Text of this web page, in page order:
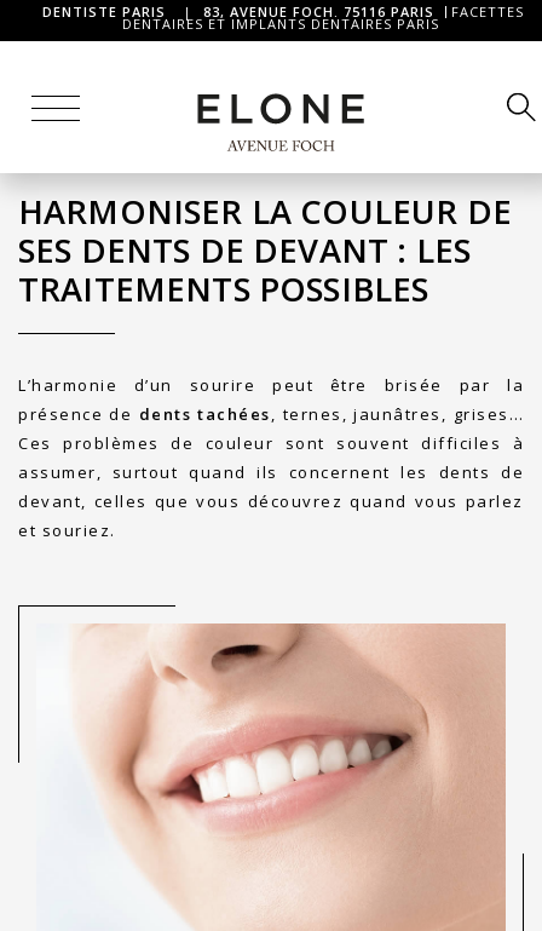
DENTISTE PARIS | 83, AVENUE FOCH. 75116 PARIS FACETTES
DENTAIRES ET IMPLANTS DENTAIRES PARIS
HARMONISER LA COULEUR DE
SES DENTS DE DEVANT : LES
TRAITEMENTS POSSIBLES
L’harmonie d’un sourire peut être brisée par la
présence de dents tachées, ternes, jaunâtres, grises…
Ces problèmes de couleur sont souvent difficiles à
assumer, surtout quand ils concernent les dents de
devant, celles que vous découvrez quand vous parlez
et souriez.